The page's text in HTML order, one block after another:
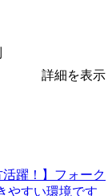
詳細を表示